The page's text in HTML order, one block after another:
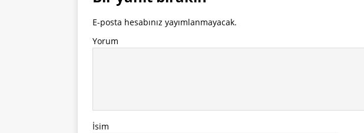
E-posta hesabınız yayımlanmayacak.
Yorum
İsim